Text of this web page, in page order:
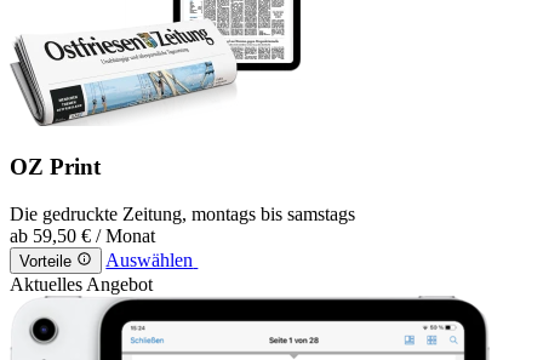
OZ Print
Die gedruckte Zeitung, montags bis samstags
ab 59,50 € / Monat
Vorteile
Auswählen
Aktuelles Angebot